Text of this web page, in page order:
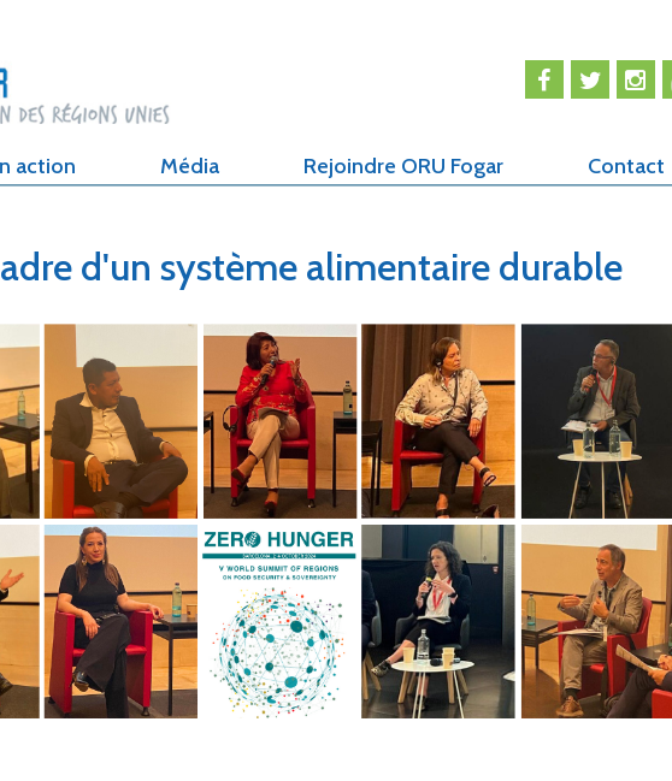
action Média Rejoindre ORU Fogar Contact
d'un système alimentaire durable